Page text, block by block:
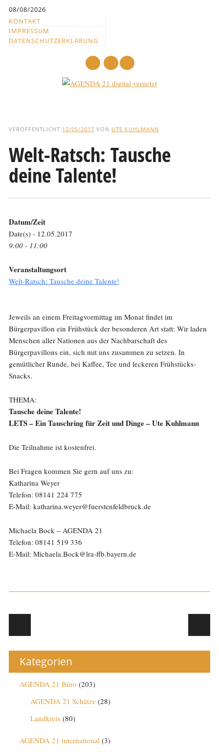
springen
08/08/2026
KONTAKT
IMPRESSUM
DATENSCHUTZERKLÄRUNG
und
Text
VERÖFFENTLICHT 12/05/2017 VON UTE KUHLMANN
Welt-Ratsch: Tausche
deine Talente!
Datum/Zeit
Date(s) - 12.05.2017
9:00 - 11:00
Veranstaltungsort
Welt-Ratsch: Tausche deine Talente!
Jeweils an einem Freitagvormittag im Monat findet im
Bürgerpavillon ein Frühstück der besonderen Art statt: Wir laden
Menschen aller Nationen aus der Nachbarschaft des
Bürgerpavillons ein, sich mit uns zusammen zu setzen. In
gemütlicher Runde, bei Kaffee, Tee und leckeren Frühstücks-
Snacks.
THEMA:
Tausche deine Talente!
LETS – Ein Tauschring für Zeit und Dinge – Ute Kuhlmann
Die Teilnahme ist kostenfrei.
Bei Fragen kommen Sie gern auf uns zu:
Katharina Weyer
Telefon: 08141 224 775
E-Mail: katharina.weyer@fuerstenfeldbruck.de
Michaela Bock – AGENDA 21
Telefon: 08141 519 336
E-Mail: Michaela.Bock@lra-ffb.bayern.de
Post navigation
Kategorien
AGENDA 21 Büro (203)
AGENDA 21 Schätze(28)
Landkreis(80)
AGENDA 21 international(3)